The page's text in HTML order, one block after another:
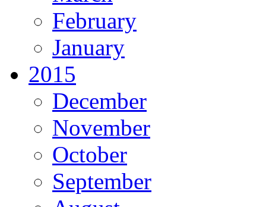
February
January
2015
December
November
October
September